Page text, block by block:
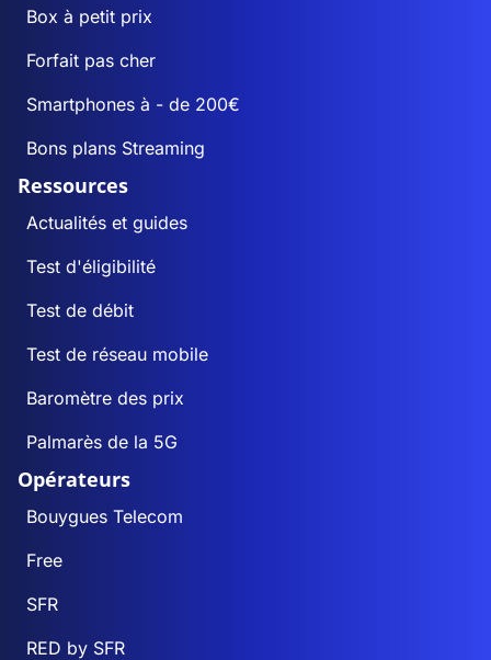
Box à petit prix
Forfait pas cher
Smartphones à - de 200€
Bons plans Streaming
Ressources
Actualités et guides
Test d'éligibilité
Test de débit
Test de réseau mobile
Baromètre des prix
Palmarès de la 5G
Opérateurs
Bouygues Telecom
Free
SFR
RED by SFR